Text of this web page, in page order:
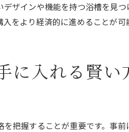
るための陶器浴槽の手入れ法
レットで得られる価値以上の癒し
ト購入後の陶器浴槽の活用法
もたらすライフスタイルの変化
ザインや機能を持つ浴槽を見
をより経済的に進めることが可
に入れる賢い
把握することが重要です。事